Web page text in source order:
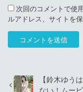
次回のコメントで使
ルアドレス、サイトを保
【鈴木ゆう